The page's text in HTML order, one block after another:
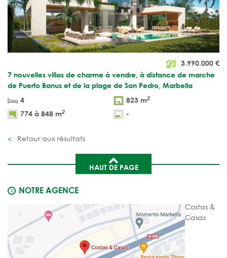
3.990.000 €
7 nouvelles villas de charme à vendre, à distance de marche
de Puerto Banus et de la plage de San Pedro, Marbella
4
823 m2
774 à 848 m2 -
Retour aux résultats
HAUT DE PAGE
NOTRE AGENCE
Costas &
Casas